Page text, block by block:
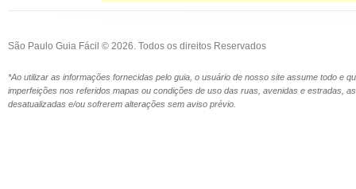
São Paulo Guia Fácil © 2026. Todos os direitos Reservados
*Ao utilizar as informações fornecidas pelo guia, o usuário de nosso site assume todo e
imperfeições nos referidos mapas ou condições de uso das ruas, avenidas e estradas,
desatualizadas e/ou sofrerem alterações sem aviso prévio.